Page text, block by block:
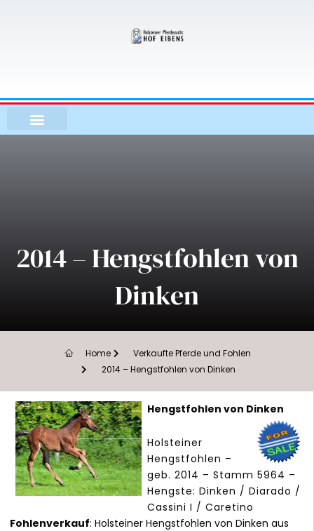
2014 – Hengstfohlen von
Dinken
Home
Verkaufte Pferde und Fohlen
2014 – Hengstfohlen von Dinken
Hengstfohlen von Dinken
Holsteiner
Hengstfohlen –
geb. 2014 – Stamm 5964 –
Hengste: Dinken / Diarado /
Cassini I / Caretino
Fohlenverkauf: Holsteiner Hengstfohlen von Dinken aus